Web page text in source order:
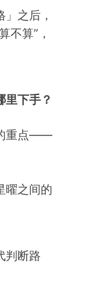
之后，
不算”，
里下手？
重点——
曜之间的
判断路